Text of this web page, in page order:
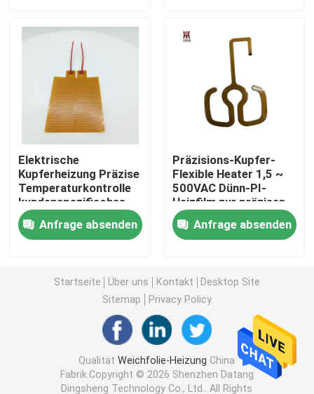
Weichfolie-Heizung
PU-Film-Heizung
Polyimide-Heizungs-Film
Flexible Heizungs-Auflage
Polyimide Heater Element
Kundenspezifische flexible Heizung
Graphen-Heizungs-Film
Elektrischer Heizungsfilm
Elektrische
Kupferheizung Präzise
Temperaturkontrolle
kundenspezifisches
flexibles Heizelement
1W~1200W
Anfrage absenden
Präzisions-Kupfer-
Flexible Heater 1,5 ~
500VAC Dünn-PI-
Heizfilm zur präzisen
Temperaturkontrolle
Anfrage absenden
Startseite Über uns Kontakt
Desktop Site
Sitemap
Privacy Policy
QualitätWeichfolie-Heizung China
Fabrik.Copyright © 2026 Shenzhen Datang
Dingsheng Technology Co., Ltd.. All Rights